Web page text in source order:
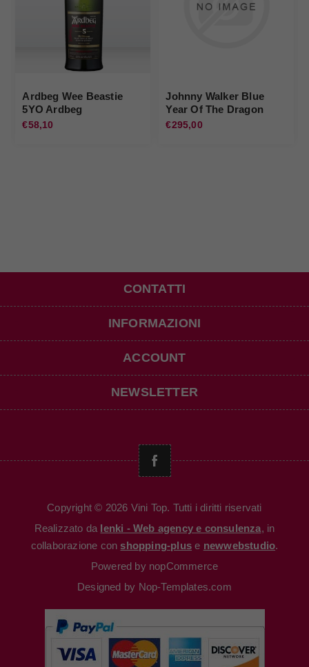
Ardbeg Wee Beastie
5YO Ardbeg
€58,10
Johnny Walker Blue
Year Of The Dragon
Johnnie Walker
€295,00
CONTATTI
INFORMAZIONI
ACCOUNT
NEWSLETTER
Copyright © 2026 Vini Top. Tutti i diritti riservati
Realizzato da Ienki - Web agency e consulenza, in
collaborazione con shopping-plus e newwebstudio.
Powered by nopCommerce
Designed by Nop-Templates.com